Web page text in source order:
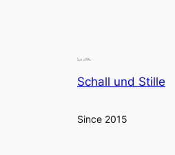
Schall und Stille
Since 2015